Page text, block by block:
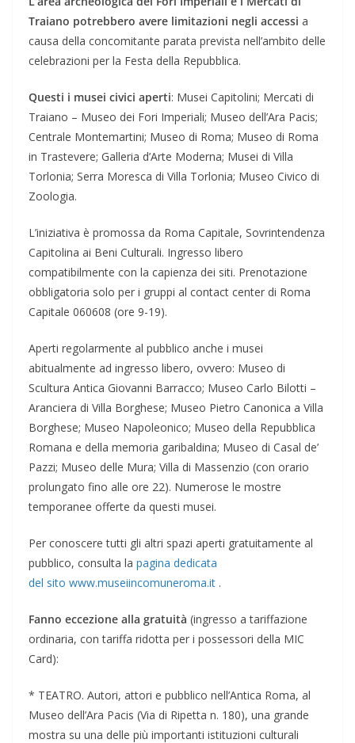
Traiano potrebbero avere limitazioni negli accessi a
causa della concomitante parata prevista nell’ambito delle
celebrazioni per la Festa della Repubblica.
Questi i musei civici aperti: Musei Capitolini; Mercati di
Traiano – Museo dei Fori Imperiali; Museo dell’Ara Pacis;
Centrale Montemartini; Museo di Roma; Museo di Roma
in Trastevere; Galleria d’Arte Moderna; Musei di Villa
Torlonia; Serra Moresca di Villa Torlonia; Museo Civico di
Zoologia.
L’iniziativa è promossa da Roma Capitale, Sovrintendenza
Capitolina ai Beni Culturali. Ingresso libero
compatibilmente con la capienza dei siti. Prenotazione
obbligatoria solo per i gruppi al contact center di Roma
Capitale 060608 (ore 9-19).
Aperti regolarmente al pubblico anche i musei
abitualmente ad ingresso libero, ovvero: Museo di
Scultura Antica Giovanni Barracco; Museo Carlo Bilotti –
Aranciera di Villa Borghese; Museo Pietro Canonica a Villa
Borghese; Museo Napoleonico; Museo della Repubblica
Romana e della memoria garibaldina; Museo di Casal de’
Pazzi; Museo delle Mura; Villa di Massenzio (con orario
prolungato fino alle ore 22). Numerose le mostre
temporanee offerte da questi musei.
Per conoscere tutti gli altri spazi aperti gratuitamente al
pubblico, consulta la pagina dedicata
del sito www.museiincomuneroma.it .
Fanno eccezione alla gratuità (ingresso a tariffazione
ordinaria, con tariffa ridotta per i possessori della MIC
Card):
* TEATRO. Autori, attori e pubblico nell’Antica Roma, al
Museo dell’Ara Pacis (Via di Ripetta n. 180), una grande
mostra su una delle più importanti istituzioni culturali